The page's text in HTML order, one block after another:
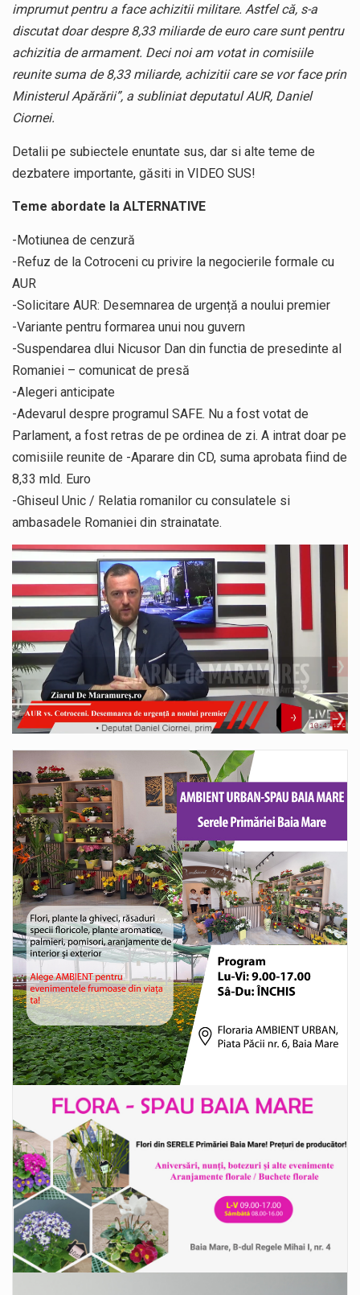
imprumut pentru a face achizitii militare. Astfel că, s-a
discutat doar despre 8,33 miliarde de euro care sunt pentru
achizitia de armament. Deci noi am votat in comisiile
reunite suma de 8,33 miliarde, achizitii care se vor face prin
Ministerul Apărării”, a subliniat deputatul AUR, Daniel
Ciornei.
Detalii pe subiectele enuntate sus, dar si alte teme de
dezbatere importante, găsiti in VIDEO SUS!
Teme abordate la ALTERNATIVE
-Motiunea de cenzură
-Refuz de la Cotroceni cu privire la negocierile formale cu
AUR
-Solicitare AUR: Desemnarea de urgență a noului premier
-Variante pentru formarea unui nou guvern
-Suspendarea dlui Nicusor Dan din functia de presedinte al
Romaniei – comunicat de presă
-Alegeri anticipate
-Adevarul despre programul SAFE. Nu a fost votat de
Parlament, a fost retras de pe ordinea de zi. A intrat doar pe
comisiile reunite de -Aparare din CD, suma aprobata fiind de
8,33 mld. Euro
-Ghiseul Unic / Relatia romanilor cu consulatele si
ambasadele Romaniei din strainatate.